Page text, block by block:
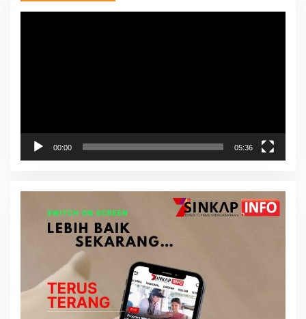
00:00 05:36